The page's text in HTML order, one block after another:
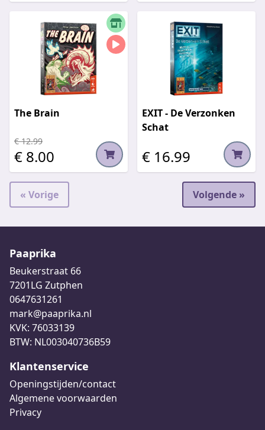
The Brain
€ 12.99
€ 8.00
EXIT - De Verzonken
Schat
€ 16.99
« Vorige Volgende »
Paaprika
Beukerstraat 66
7201LG Zutphen
0647631261
mark@paaprika.nl
KVK: 76033139
BTW: NL003040736B59
Klantenservice
Openingstijden/contact
Algemene voorwaarden
Privacy